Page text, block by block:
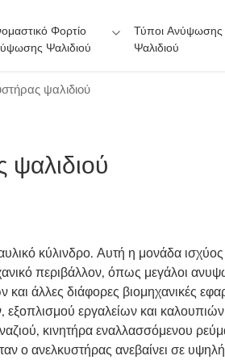
Φορτίο
Ψαλιδιού
Τύποι Ανύψωσης
Ψαλιδιού
ψαλιδιού
ψαλιδιού
κύλινδρο. Αυτή η μονάδα ισχύος
περιβάλλον, όπως μεγάλοι
άλλες διάφορες βιομηχανικές
εργαλείων και
κινητήρα εναλλασσόμενου
ο ανελκυστήρας ανεβαίνει σε